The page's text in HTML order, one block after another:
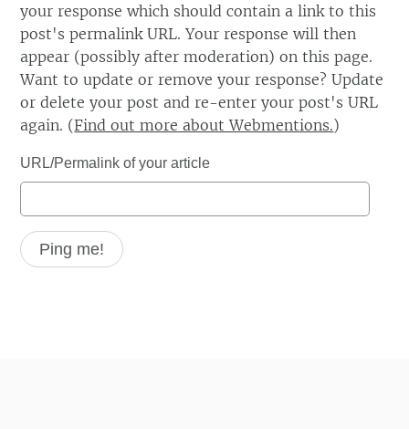
your response which should contain a link to this
post's permalink URL. Your response will then
appear (possibly after moderation) on this page.
Want to update or remove your response? Update
or delete your post and re-enter your post's URL
again. (Find out more about Webmentions.)
URL/Permalink of your article